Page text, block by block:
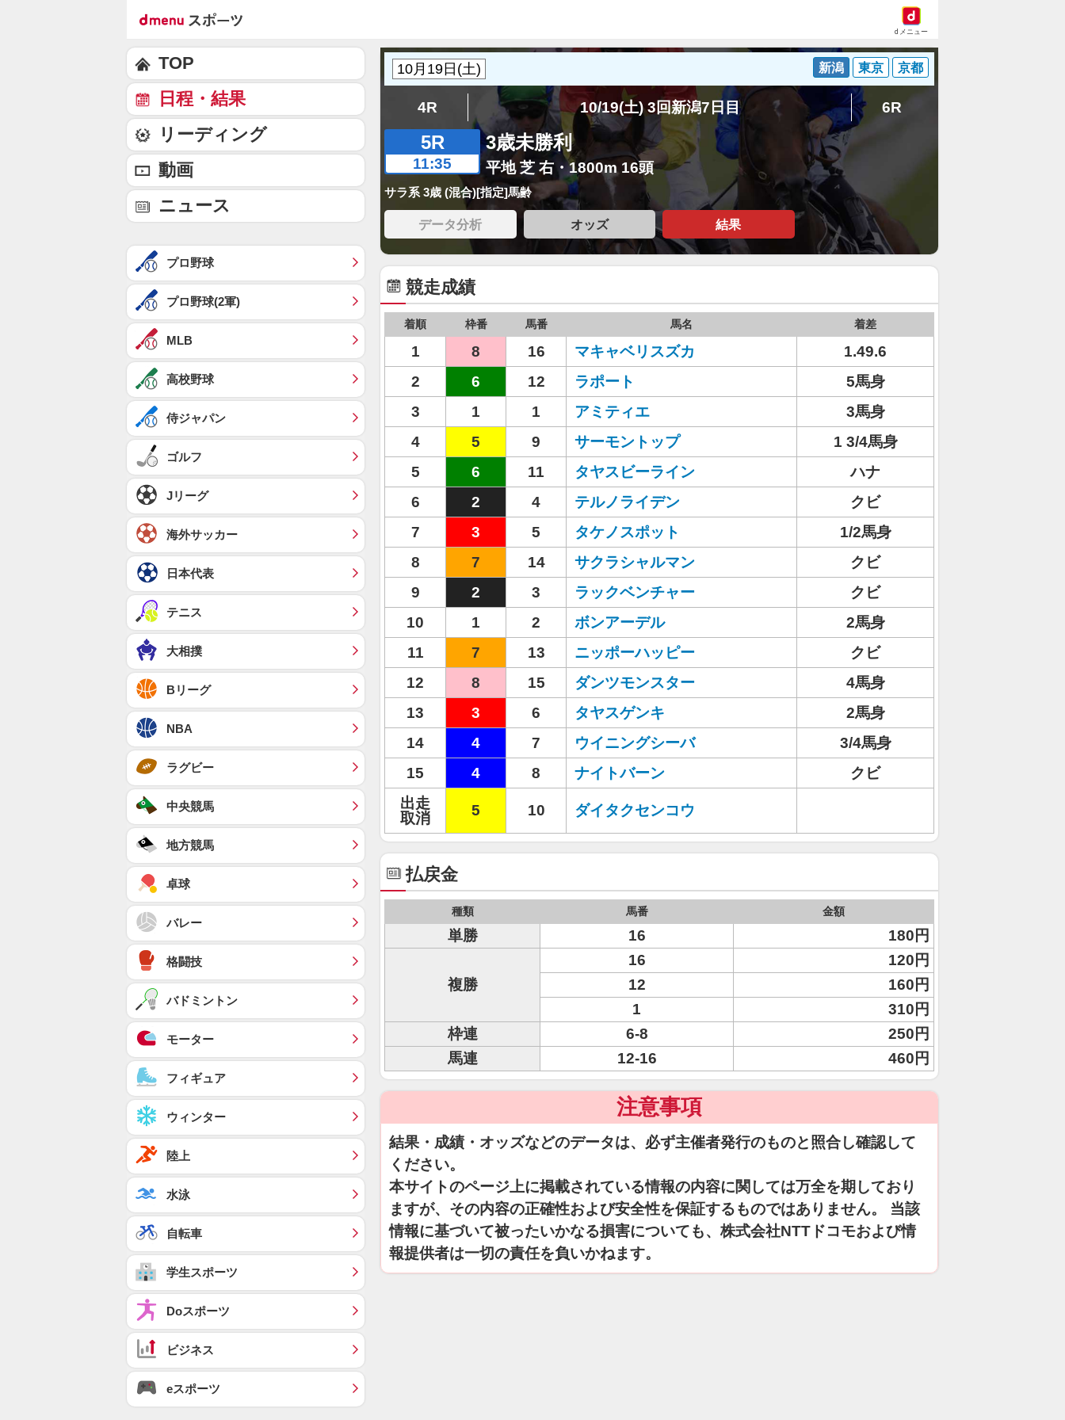
dメニュー
新潟 東京 京都
4R 10/19(土) 3回新潟7日目 6R
5R
11:35
3歳未勝利
平地 芝 右・1800m 16頭
サラ系 3歳 (混合)[指定]馬齢
データ分析 オッズ 結果
競走成績
着順 枠番 馬番 馬名 着差
1 8 16 マキャベリスズカ
1.49.6
2
6 12 ラポート
5馬身
3
1 1 アミティエ
3馬身
4
5 9 サーモントップ
1 3/4馬身
5
6 11 タヤスビーライン
ハナ
6
2 4 テルノライデン
クビ
7
3 5 タケノスポット
1/2馬身
8
7 14 サクラシャルマン
クビ
9
2 3 ラックベンチャー
クビ
10
1 2 ボンアーデル
2馬身
11
7 13 ニッポーハッピー
クビ
12
8 15 ダンツモンスター
4馬身
13
3 6 タヤスゲンキ
2馬身
14
4 7 ウイニングシーバ
3/4馬身
15
4 8 ナイトバーン
クビ
出走
取消
5 10 ダイタクセンコウ
払戻金
種類 馬番 金額
単勝 16 180円
複勝
16
120円
12
160円
1
310円
枠連
6-8
250円
馬連
12-16 460円
注意事項
結果・成績・オッズなどのデータは、必ず主催者発行のものと照合し確認して
ください。
本サイトのページ上に掲載されている情報の内容に関しては万全を期しており
ますが、その内容の正確性および安全性を保証するものではありません。 当該
情報に基づいて被ったいかなる損害についても、株式会社NTTドコモおよび情
報提供者は一切の責任を負いかねます。
TOP
日程・結果
リーディング
動画
ニュース
プロ野球
プロ野球(2軍)
MLB
高校野球
侍ジャパン
ゴルフ
Jリーグ
海外サッカー
日本代表
テニス
大相撲
Bリーグ
NBA
ラグビー
中央競馬
地方競馬
卓球
バレー
格闘技
バドミントン
モーター
フィギュア
ウィンター
陸上
水泳
自転車
学生スポーツ
Doスポーツ
ビジネス
eスポーツ